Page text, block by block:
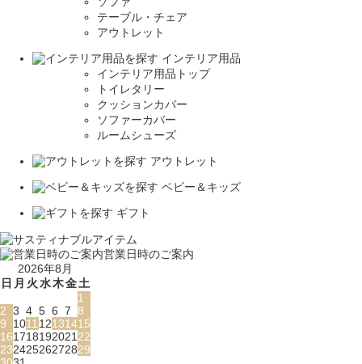
テーブル・チェア
アウトレット
インテリア用品
インテリア用品トップ
トイレタリー
クッションカバー
ソファーカバー
ルームシューズ
アウトレット
ベビー＆キッズ
ギフト
営業日時のご案内
2026年8月
日 月 火水木金土
1
2 3 4 5 6 7 8
9
1011 12131415
161718192021 22
23242526272829